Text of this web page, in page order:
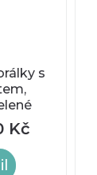
s
Kč